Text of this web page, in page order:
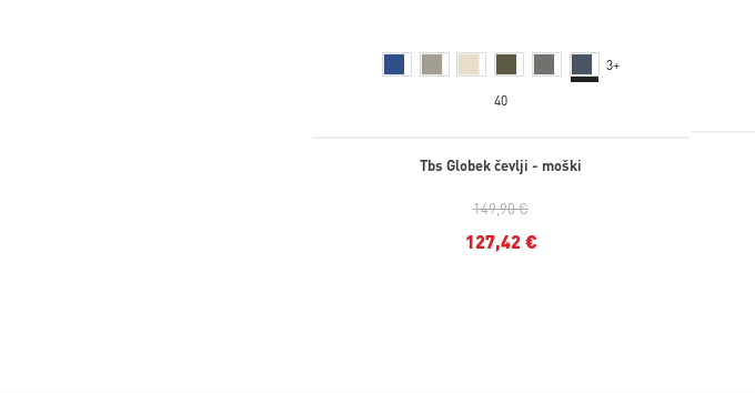
3+
40
Tbs Globek čevlji - moški
149,90 €
127,42 €